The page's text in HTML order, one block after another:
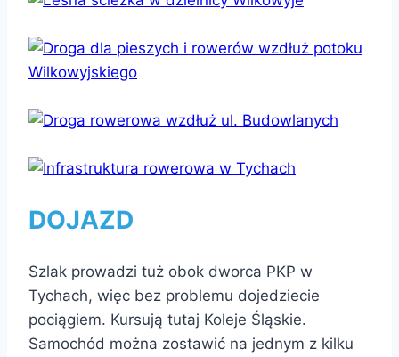
DOJAZD
Szlak prowadzi tuż obok dworca PKP w
Tychach, więc bez problemu dojedziecie
pociągiem. Kursują tutaj Koleje Śląskie.
Samochód można zostawić na jednym z kilku